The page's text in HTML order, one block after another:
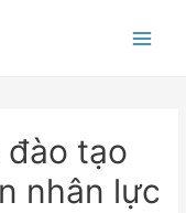
tạo
nhân lực